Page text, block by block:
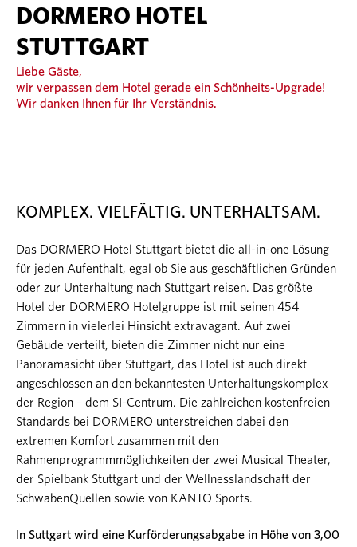
DORMERO HOTEL
STUTTGART
Liebe Gäste,
wir verpassen dem Hotel gerade ein Schönheits-Upgrade!
Wir danken Ihnen für Ihr Verständnis.
KOMPLEX. VIELFÄLTIG. UNTERHALTSAM.
Das DORMERO Hotel Stuttgart bietet die all-in-one Lösung
für jeden Aufenthalt, egal ob Sie aus geschäftlichen Gründen
oder zur Unterhaltung nach Stuttgart reisen. Das größte
Hotel der DORMERO Hotelgruppe ist mit seinen 454
Zimmern in vielerlei Hinsicht extravagant. Auf zwei
Gebäude verteilt, bieten die Zimmer nicht nur eine
Panoramasicht über Stuttgart, das Hotel ist auch direkt
angeschlossen an den bekanntesten Unterhaltungskomplex
der Region – dem SI-Centrum. Die zahlreichen kostenfreien
Standards bei DORMERO unterstreichen dabei den
extremen Komfort zusammen mit den
Rahmenprogrammmöglichkeiten der zwei Musical Theater,
der Spielbank Stuttgart und der Wellnesslandschaft der
SchwabenQuellen sowie von KANTO Sports.
In Suttgart wird eine Kurförderungsabgabe in Höhe von 3,00